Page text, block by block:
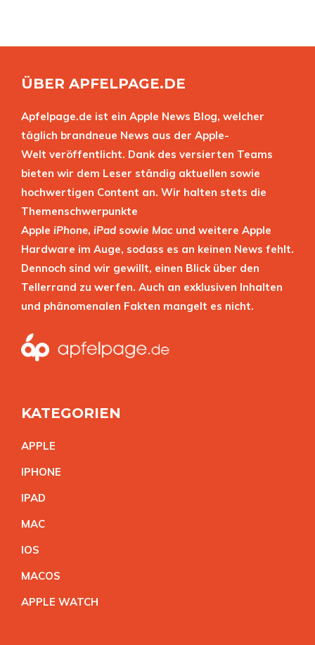
ÜBER APFELPAGE.DE
Apfelpage.de ist ein Apple News Blog, welcher
täglich brandneue News aus der Apple-
Welt veröffentlicht. Dank des versierten Teams
bieten wir dem Leser ständig aktuellen sowie
hochwertigen Content an. Wir halten stets die
Themenschwerpunkte
Apple iPhone, iPad sowie Mac und weitere Apple
Hardware im Auge, sodass es an keinen News fehlt.
Dennoch sind wir gewillt, einen Blick über den
Tellerrand zu werfen. Auch an exklusiven Inhalten
und phänomenalen Fakten mangelt es nicht.
KATEGORIEN
APPLE
IPHONE
IPAD
MAC
IOS
MACOS
APPLE WATCH